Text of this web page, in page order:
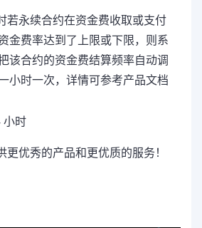
若永续合约在资金费收取或支付
金费率达到了上限或下限，则系
该合约的资金费结算频率自动调
小时一次，详情可参考产品文档
小时
更优秀的产品和更优质的服务！